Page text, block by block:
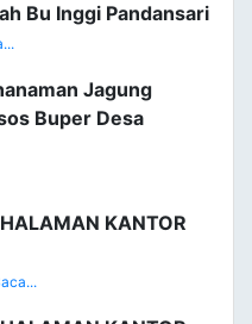
Bu Inggi Pandansari
Jagung
Buper Desa
KANTOR